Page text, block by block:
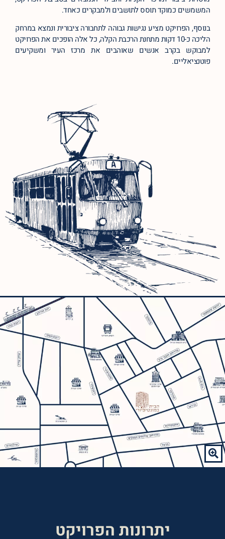
המשמשים כמוקד תוסס לתושבים ולמבקרים כאחד.
בנוסף, הפרויקט מציע נגישות גבוהה לתחבורה ציבורית ונמצא במרחק
הליכה כ-10 דקות מתחנת הרכבת הקלה, כל אלה הופכים את הפרויקט
למבוקש בקרב אנשים שאוהבים את מרכז העיר ומשקיעים
פוטנציאליים.
יתרונות הפרויקט